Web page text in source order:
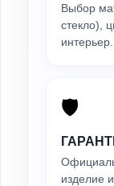
Выбор
стекло),
интерьер.
🛡️
изделие